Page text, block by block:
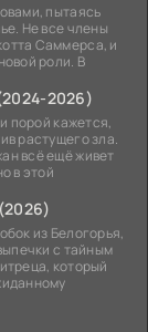
пытаясь
Не все члены
Саммерса, и
роли. В
2026)
порой кажется,
растущего зла.
всё ещё живет
в этой
из Белогорья,
с тайным
который